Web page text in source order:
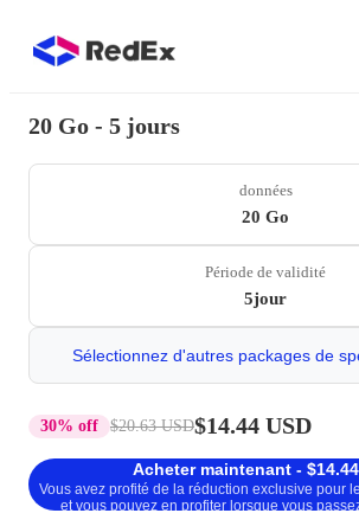
20 Go - 5 jours
données
20 Go
Période de validité
5jour
Sélectionnez d'autres packages de
30% off $20.63 USD$14.44 USD
Acheter maintenant -
Vous avez profité de la réduction exclusive pour
et vous pouvez en profiter lorsque vous